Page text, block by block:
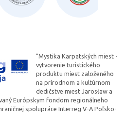
"Mystika Karpatských miest -
vytvorenie turistického
produktu miest založeného
na prírodnom a kultúrnom
dedičstve miest Jarosław a
Európskym fondom regionálneho
spolupráce Interreg V-A Poľsko-